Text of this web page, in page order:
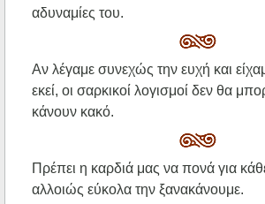
αδυναμίες του.
Αν λέγαμε συνεχώς την ευχή και
εκεί, οι σαρκικοί λογισμοί δεν θα
κάνουν κακό.
Πρέπει η καρδιά μας να πονά για
αλλοιώς εύκολα την ξανακάνουμε.